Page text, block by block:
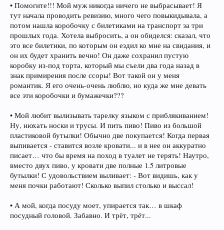
• Помогите!!! Мой муж никогда ничего не выбрасывает! Я
тут начала проводить ревизию, много чего повыкидывала, а
потом нашла коробочку с билетиками на транспорт за три
прошлых года. Хотела выбросить, а он обиделся: сказал, что
это все билетики, по которым он ездил ко мне на свидания, и
он их будет хранить вечно! Он даже сохранил пустую
коробку из-под торта, который мы съели два года назад в
знак примирения после ссоры! Вот такой он у меня
романтик. Я его очень-очень люблю, но куда же мне девать
все эти коробочки и бумажечки???
• Мой любит вылизывать тарелку языком с приблякиванием!
Ну, нюхать носки и трусы. И пить пиво! Пиво из большой
пластиковой бутылки! Обычно две покупается! Когда первая
выпивается - ставится возле кровати... и в нее он аккуратно
писает… что бы время на поход в туалет не терять! Наутро,
вместо двух пиво, у кровати две полные 1.5 литровые
бутылки! С удовольствием выливает: - Вот видишь, как у
меня почки работают! Сколько выпил столько и выссал!
• А мой, когда посуду моет, упирается так… в шкаф
посудный головой. Забавно. И трёт, трёт...